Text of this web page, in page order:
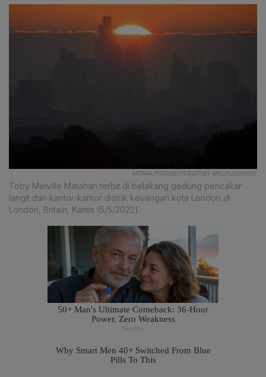
ANTARA FOTO/REUTERS/TOBY MELVILLE/HP/CF
Toby Melville Matahari terbit di belakang gedung pencakar
langit dan kantor-kantor distrik keuangan kota London di
London, Britain, Kamis (5/5/2022).